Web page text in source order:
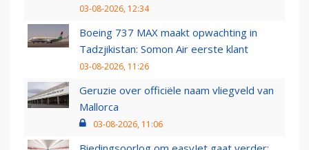
03-08-2026, 12:34
Boeing 737 MAX maakt opwachting in
Tadzjikistan: Somon Air eerste klant
03-08-2026, 11:26
Geruzie over officiële naam vliegveld van
Mallorca
03-08-2026, 11:06